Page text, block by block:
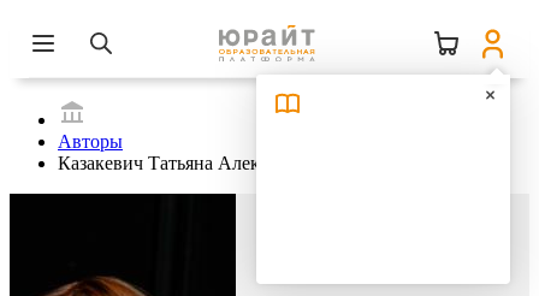
Авторы
Казакевич Татьяна Александровна